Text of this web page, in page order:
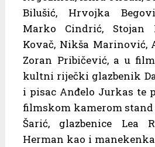
Bilušić, Hrvojka
Marko Cindrić, Stojan
Kovač, Nikša Marinović,
Zoran Pribičević, a u
kultni riječki glazbenik
i pisac Anđelo Jurkas te
filmskom kamerom
Šarić, glazbenice Lea
Herman kao i